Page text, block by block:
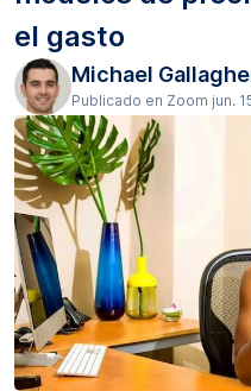
el gasto
Michael
Publicado en Zoom jun.